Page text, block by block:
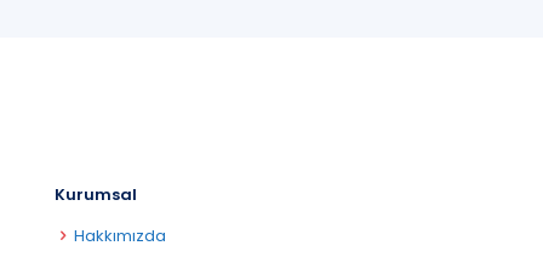
Kurumsal
Hakkımızda